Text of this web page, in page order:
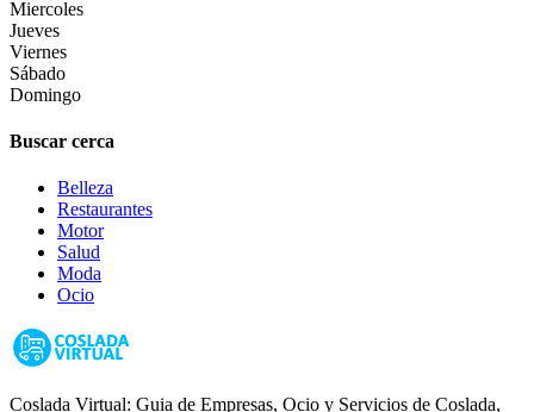
Miercoles
Jueves
Viernes
Sábado
Domingo
Buscar cerca
Belleza
Restaurantes
Motor
Salud
Moda
Ocio
Coslada Virtual: Guia de Empresas, Ocio y Servicios de Coslada,